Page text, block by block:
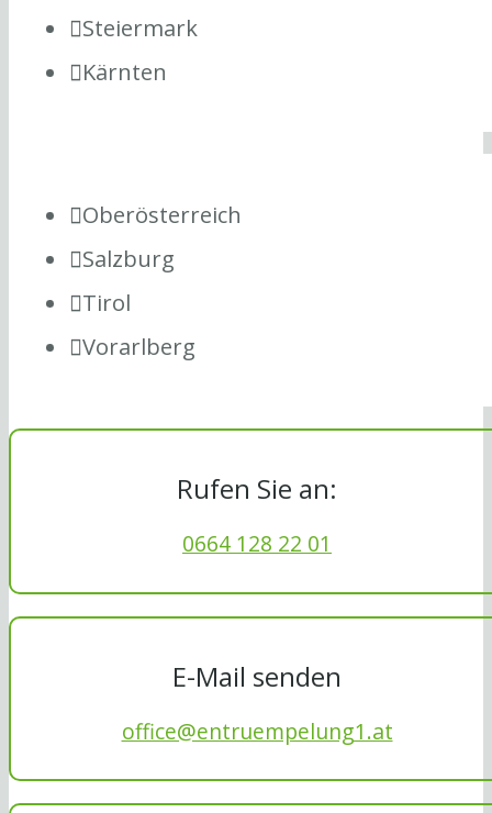
Steiermark
Kärnten
Oberösterreich
Salzburg
Tirol
Vorarlberg
Rufen Sie an:
0664 128 22 01
E-Mail senden
office@entruempelung1.at